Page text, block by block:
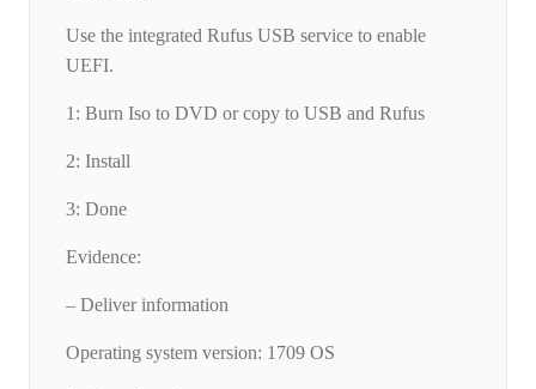
Use the integrated Rufus USB service to enable
UEFI.
1: Burn Iso to DVD or copy to USB and Rufus
2: Install
3: Done
Evidence:
– Deliver information
Operating system version: 1709 OS